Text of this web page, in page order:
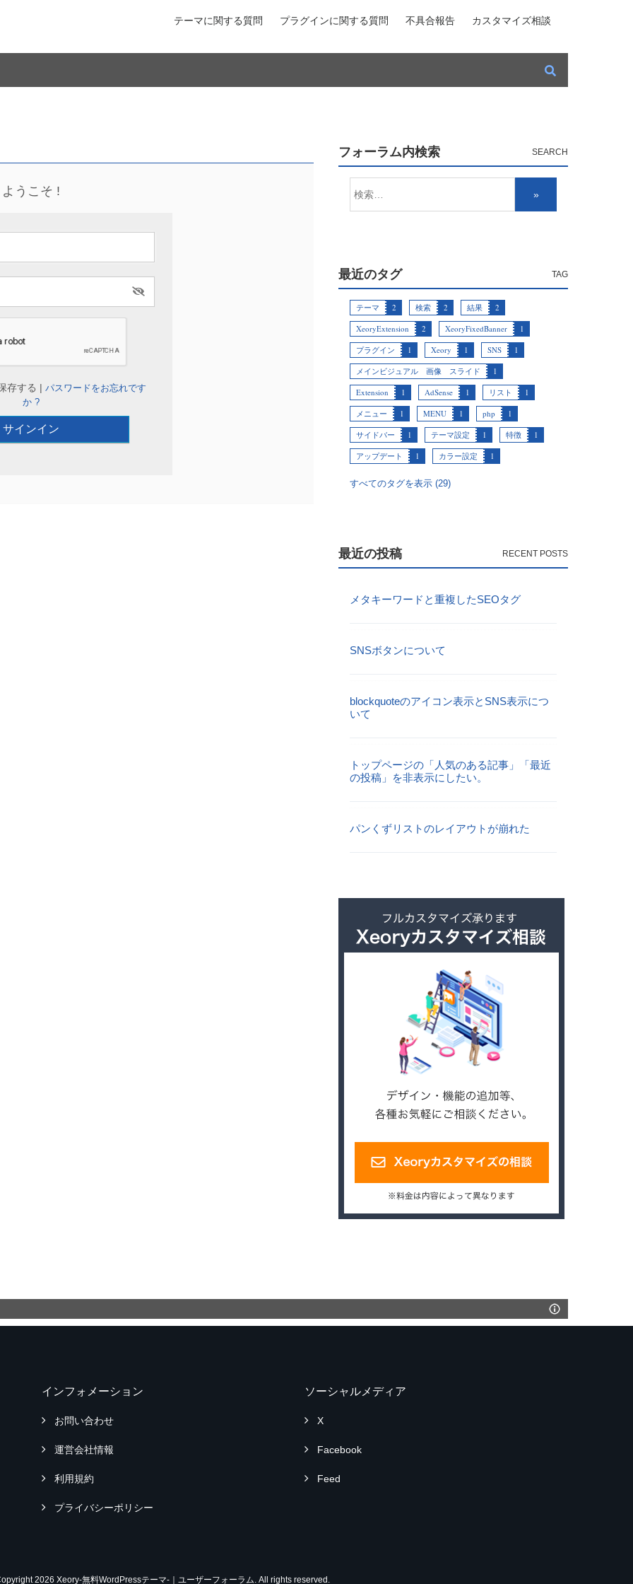
テーマに関する質問 プラグインに関する質問 不具合報告 カスタマイズ相談
ようこそ !
存する |パスワードをお忘れです
か ?
フォーラム内検索
最近のタグ
テーマ 2 検索 2 結果
2
XeoryExtension
2 XeoryFixedBanner
1
プラグイン
1 Xeory 1 SNS
1
メインビジュアル 画像 スライド
1
Extension
1 AdSense 1 リスト
1
メニュー
1 MENU 1 php
1
サイドバー
1 テーマ設定 1 特徴
1
アップデート
1 カラー設定 1
すべてのタグを表示 (29)
最近の投稿
メタキーワードと重複したSEOタグ
SNSボタンについて
blockquoteのアイコン表示とSNS表示につ
いて
トップページの「人気のある記事」「最近
の投稿」を非表示にしたい。
パンくずリストのレイアウトが崩れた
インフォメーション
お問い合わせ
運営会社情報
利用規約
プライバシーポリシー
ソーシャルメディア
X
Facebook
Feed
2026 Xeory-無料WordPressテーマ-｜ユーザーフォーラム. All rights reserved.